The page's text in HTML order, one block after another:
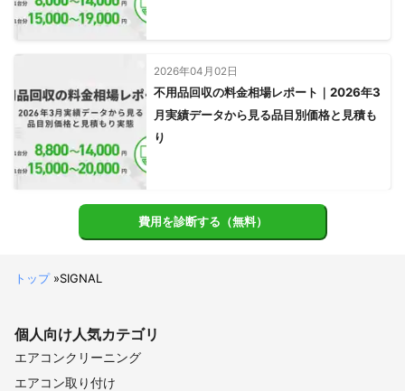
2026年04月02日
不用品回収の料金相場レポート｜2026年3
月実績データから見る品目別価格と見積も
り
費用を診断する（無料）
トップ»SIGNAL
個人向け人気カテゴリ
エアコンクリーニング
エアコン取り付け